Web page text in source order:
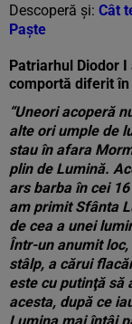
Descoperă și: Cât
Paște
Patriarhul Diodor
comportă diferit
“Uneori acoperă
alte ori umple de
stau în afara
plin de Lumină.
ars barba în cei
am primit Sfânta
de cea a unei
Într-un anumit
stâlp, a cărui
este cu putinţă să
acesta, după ce